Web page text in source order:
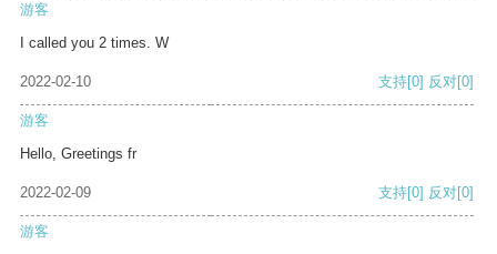
游客
I called you 2 times. W
2022-02-10 支持[0] 反对[0]
游客
Hello, Greetings fr
2022-02-09 支持[0] 反对[0]
游客